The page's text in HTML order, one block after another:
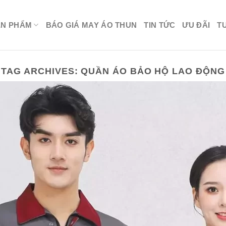
PHẨM BÁO GIÁ MAY ÁO THUN TIN TỨC ƯU ĐÃI
TAG ARCHIVES:QUẦN ÁO BẢO HỘ LAO ĐỘNG